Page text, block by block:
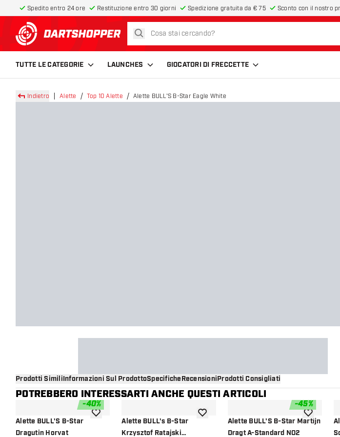
Spedito entro 24 ore Restituzione entro 30 giorni Spedizione gratuita da € 75 Sconto con il nostro
torna alla home page
cerca
TUTTE LE CATEGORIE LAUNCHES GIOCATORI DI FRECCETTE
Indietro Alette Top 10 Alette Alette BULL'S B-Star Eagle White
Prodotti SimiliInformazioni Sul ProdottoSpecificheRecensioniProdotti Consigliati
POTREBBERO INTERESSARTI ANCHE QUESTI ARTICOLI
-40%
Alette BULL'S B-Star
Dragutin Horvat
aggiungi alla lista dei desideri
Alette BULL's B-Star
Krzysztof Ratajski
aggiungi alla lista dei desideri
-45%
Alette BULL'S B-Star Martijn
Dragt A-Standard NO2
aggiungi